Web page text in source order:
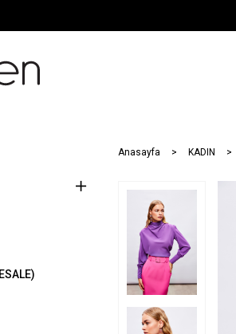
Anasayfa KADIN